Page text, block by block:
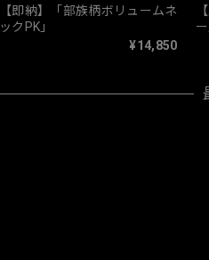
【即納】「部族柄ボリュームネ
ックPK」
¥14,850
ー